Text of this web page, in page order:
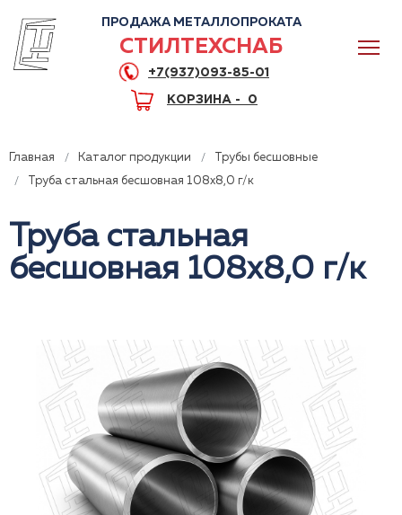
+7(937)093-85-01
ПРОДАЖА МЕТАЛЛОПРОКАТА
СТИЛТЕХСНАБ
+7(937)093-85-01
КОРЗИНА - 0
Главная Каталог продукции
Трубы бесшовные
Труба стальная бесшовная 108x8,0 г/к
Труба стальная
бесшовная 108x8,0 г/к